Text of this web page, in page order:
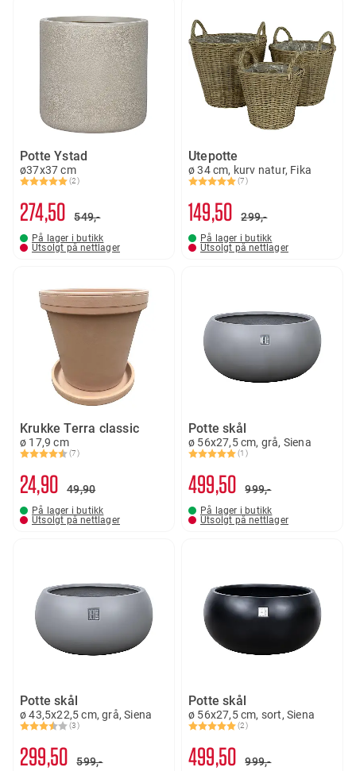
Potte Ystad
ø37x37 cm
Karakter:
(2)
5.0 av 5 mulige
27450 549,-
På lager i butikk
Utsolgt på nettlager
Utepotte
ø 34 cm, kurv natur, Fika
Karakter:
(7)
5.0 av 5 mulige
14950 299,-
På lager i butikk
Utsolgt på nettlager
Krukke Terra classic
ø 17,9 cm
Karakter:
(7)
4.4 av 5 mulige
2490 49 90
På lager i butikk
Utsolgt på nettlager
Potte skål
ø 56x27,5 cm, grå, Siena
Karakter:
(1)
5.0 av 5 mulige
49950 999,-
På lager i butikk
Utsolgt på nettlager
Potte skål
ø 43,5x22,5 cm, grå, Siena
Karakter:
(3)
3.7 av 5 mulige
29950 599,-
Potte skål
ø 56x27,5 cm, sort, Siena
Karakter:
(2)
5.0 av 5 mulige
49950 999,-